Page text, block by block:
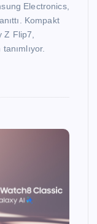
Electronics,
Kompakt
Z Flip7,